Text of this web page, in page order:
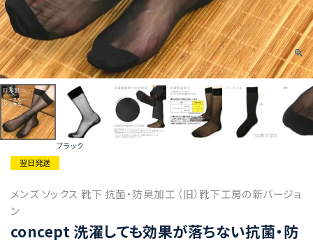
ブラック
翌日発送
メンズ ソックス 靴下 抗菌・防臭加工 （旧）靴下工房の新バージョ
ン
concept 洗濯しても効果が落ちない抗菌・防